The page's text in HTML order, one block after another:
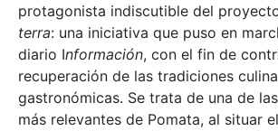
protagonista indiscutible del
terra: una iniciativa que puso en
diario Información, con el fin de
recuperación de las tradiciones
gastronómicas. Se trata de una de
más relevantes de Pomata, al situar